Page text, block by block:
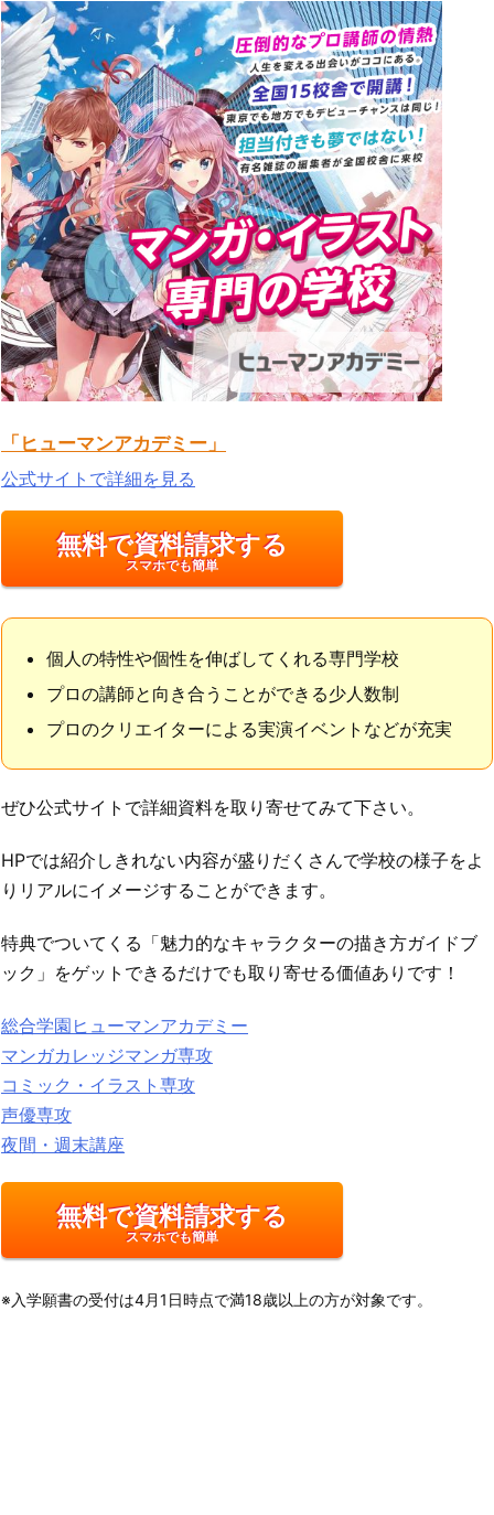
「ヒューマンアカデミー」
公式サイトで詳細を見る
無料で資料請求する
スマホでも簡単
個人の特性や個性を伸ばしてくれる専門学校
プロの講師と向き合うことができる少人数制
プロのクリエイターによる実演イベントなどが充実
ぜひ公式サイトで詳細資料を取り寄せてみて下さい。
HPでは紹介しきれない内容が盛りだくさんで学校の様子をよ
りリアルにイメージすることができます。
特典でついてくる「魅力的なキャラクターの描き方ガイドブ
ック」をゲットできるだけでも取り寄せる価値ありです！
総合学園ヒューマンアカデミー
マンガカレッジマンガ専攻
コミック・イラスト専攻
声優専攻
夜間・週末講座
無料で資料請求する
スマホでも簡単
※入学願書の受付は4月1日時点で満18歳以上の方が対象です。